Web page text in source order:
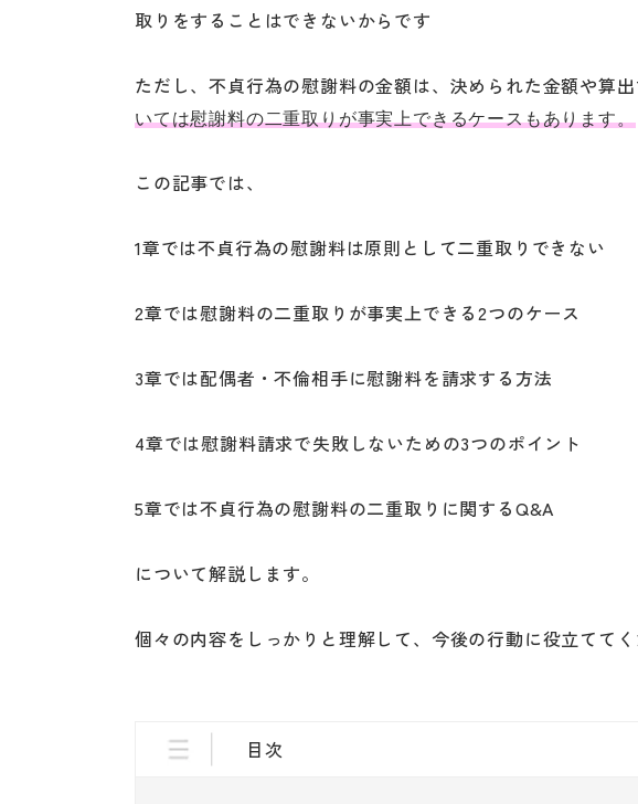
取りをすることはできないからです
ただし、不貞行為の慰謝料の金額は、決められた金額や算出
いては慰謝料の二重取りが事実上できるケースもあります。
この記事では、
1章では不貞行為の慰謝料は原則として二重取りできない
2章では慰謝料の二重取りが事実上できる2つのケース
3章では配偶者・不倫相手に慰謝料を請求する方法
4章では慰謝料請求で失敗しないための3つのポイント
5章では不貞行為の慰謝料の二重取りに関するQ&A
について解説します。
個々の内容をしっかりと理解して、今後の行動に役立ててく
目次